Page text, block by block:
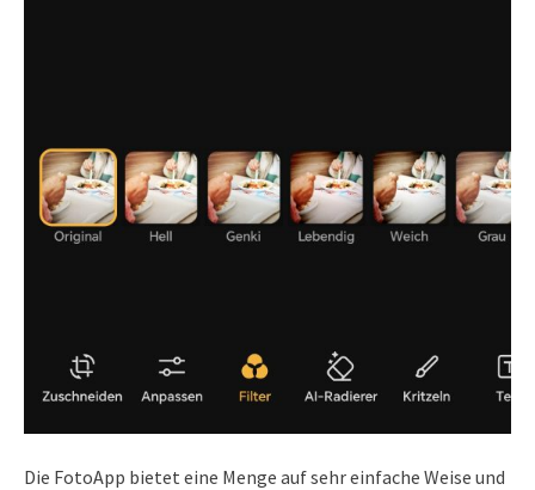
Die FotoApp bietet eine Menge auf sehr einfache Weise und